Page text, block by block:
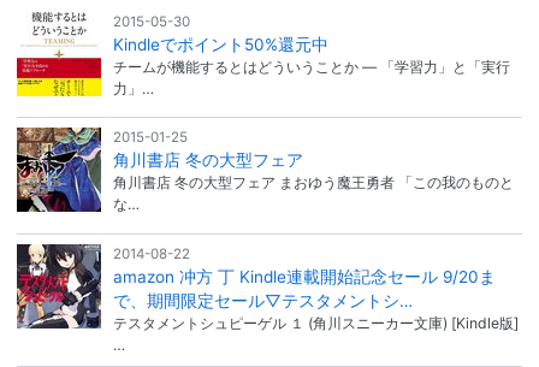
2015-05-30
Kindleでポイント50%還元中
チームが機能するとはどういうことか ― 「学習力」と「実行
力」…
2015-01-25
角川書店 冬の大型フェア
角川書店 冬の大型フェア まおゆう魔王勇者 「この我のものと
な…
2014-08-22
amazon 冲方 丁 Kindle連載開始記念セール 9/20ま
で、期間限定セール▽テスタメントシ…
テスタメントシュピーゲル １ (角川スニーカー文庫) [Kindle版]
…